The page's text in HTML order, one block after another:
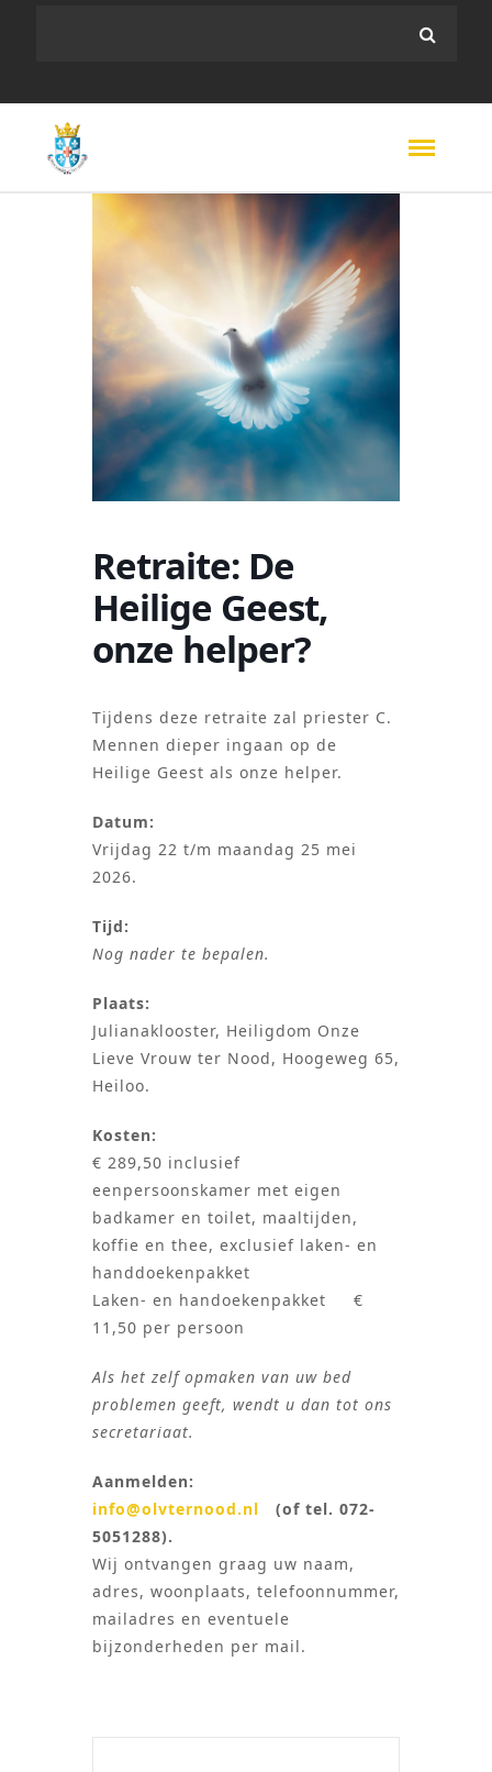
Retraite: De
Heilige Geest,
onze helper?
Tijdens deze retraite zal priester C.
Mennen dieper ingaan op de
Heilige Geest als onze helper.
Datum:
Vrijdag 22 t/m maandag 25 mei
2026.
Tijd:
Nog nader te bepalen.
Plaats:
Julianaklooster, Heiligdom Onze
Lieve Vrouw ter Nood, Hoogeweg 65,
Heiloo.
Kosten:
€ 289,50 inclusief
eenpersoonskamer met eigen
badkamer en toilet, maaltijden,
koffie en thee, exclusief laken- en
handdoekenpakket
Laken- en handoekenpakket €
11,50 per persoon
Als het zelf opmaken van uw bed
problemen geeft, wendt u dan tot ons
secretariaat.
Aanmelden:
info@olvternood.nl (of tel. 072-
5051288).
Wij ontvangen graag uw naam,
adres, woonplaats, telefoonnummer,
mailadres en eventuele
bijzonderheden per mail.